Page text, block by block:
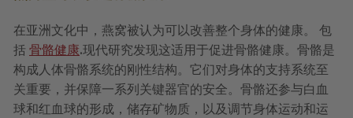
在亚洲文化中，燕窝被认为可以改善整个身体的健康。
包
括 骨骼健康.现代研究发现这适用于促进骨骼健康。骨骼是
构成人体骨骼系统的刚性结构。它们对身体的支持系统至
关重要，并保障一系列关键器官的安全。骨骼还参与白血
球和红血球的形成，储存矿物质，以及调节身体运动和运